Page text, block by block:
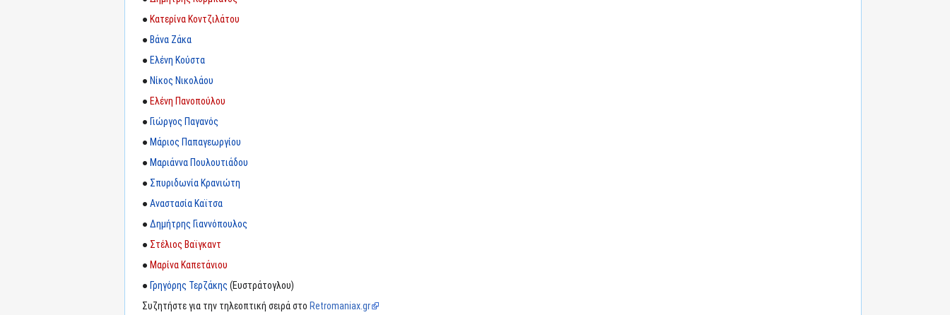
● Κατερίνα Κοντζιλάτου
● Βάνα Ζάκα
● Ελένη Κούστα
● Νίκος Νικολάου
● Ελένη Πανοπούλου
● Γιώργος Παγανός
● Μάριος Παπαγεωργίου
● Μαριάννα Πουλουτιάδου
● Σπυριδωνία Κρανιώτη
● Αναστασία Καϊτσα
● Δημήτρης Γιαννόπουλος
● Στέλιος Βαϊγκαντ
● Μαρίνα Καπετάνιου
● Γρηγόρης Τερζάκης (Ευστράτογλου)
Συζητήστε για την τηλεοπτική σειρά στο Retromaniax.gr